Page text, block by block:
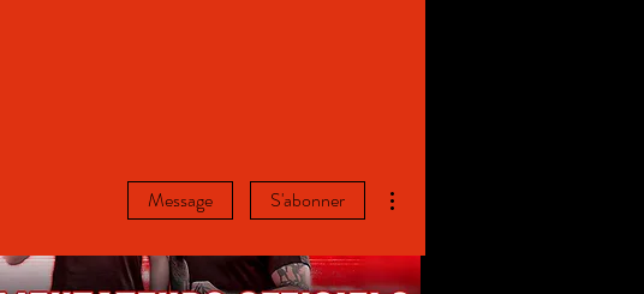
Message S'abonner